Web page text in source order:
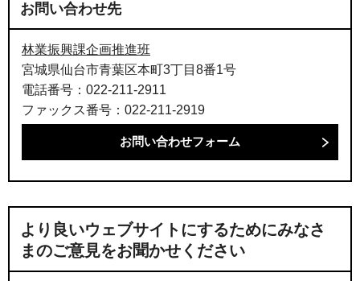
お問い合わせ先
林業振興課企画推進班
宮城県仙台市青葉区本町3丁目8番1号
電話番号：022-211-2911
ファックス番号：022-211-2919
より良いウェブサイトにするためにみなさ
まのご意見をお聞かせください